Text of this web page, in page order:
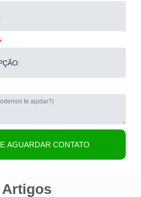
AGUARDAR CONTATO
Artigos